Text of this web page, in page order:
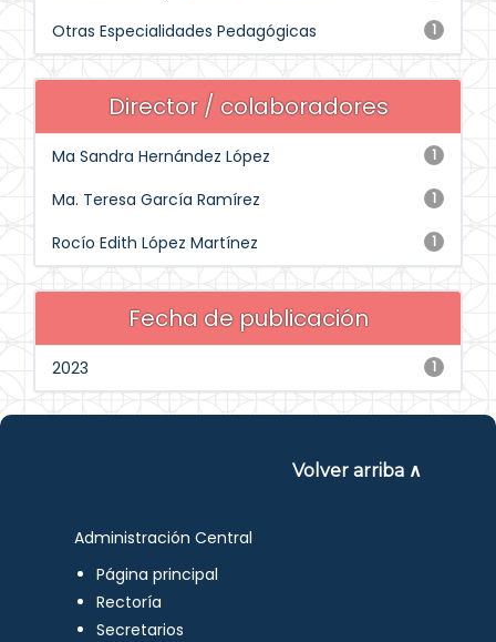
1
Otras Especialidades Pedagógicas
Director / colaboradores
1
Ma Sandra Hernández López
1
Ma. Teresa García Ramírez
1
Rocío Edith López Martínez
Fecha de publicación
1
2023
Volver arriba ∧
Administración Central
Página principal
Rectoría
Secretarios